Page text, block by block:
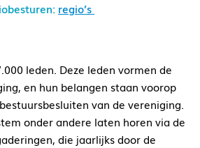
regio’s
leden. Deze leden vormen de
en hun belangen staan voorop
van de vereniging.
onder andere laten horen via de
die jaarlijks door de